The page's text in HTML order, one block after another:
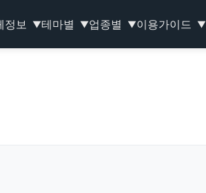
정보 ▼테마별 ▼업종별 ▼이용가이드 ▼